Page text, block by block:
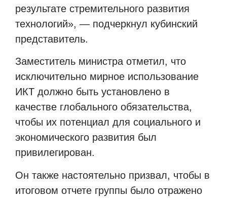
результате стремительного развития
технологий», — подчеркнул кубинский
представитель.
Заместитель министра отметил, что
исключительно мирное использование
ИКТ должно быть установлено в
качестве глобального обязательства,
чтобы их потенциал для социального и
экономического развития был
привилегирован.
Он также настоятельно призвал, чтобы в
итоговом отчете группы было отражено